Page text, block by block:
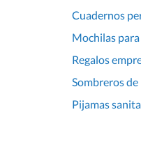
Cuadernos
Mochilas
Regalos
Sombreros
Pijamas